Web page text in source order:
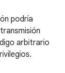
podría
arbitrario